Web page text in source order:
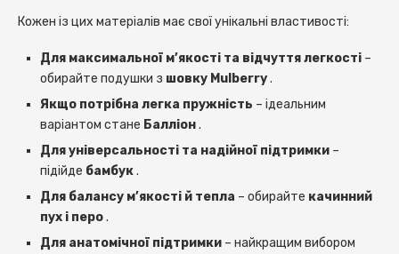
Кожен із цих матеріалів має свої унікальні властивості:
Для максимальної м’якості та відчуття легкості –
обирайте подушки з шовку Mulberry.
Якщо потрібна легка пружність – ідеальним
варіантом стане Балліон.
Для універсальності та надійної підтримки –
підійде бамбук.
Для балансу м’якості й тепла – обирайте качинний
пух і перо.
Для анатомічної підтримки – найкращим вибором